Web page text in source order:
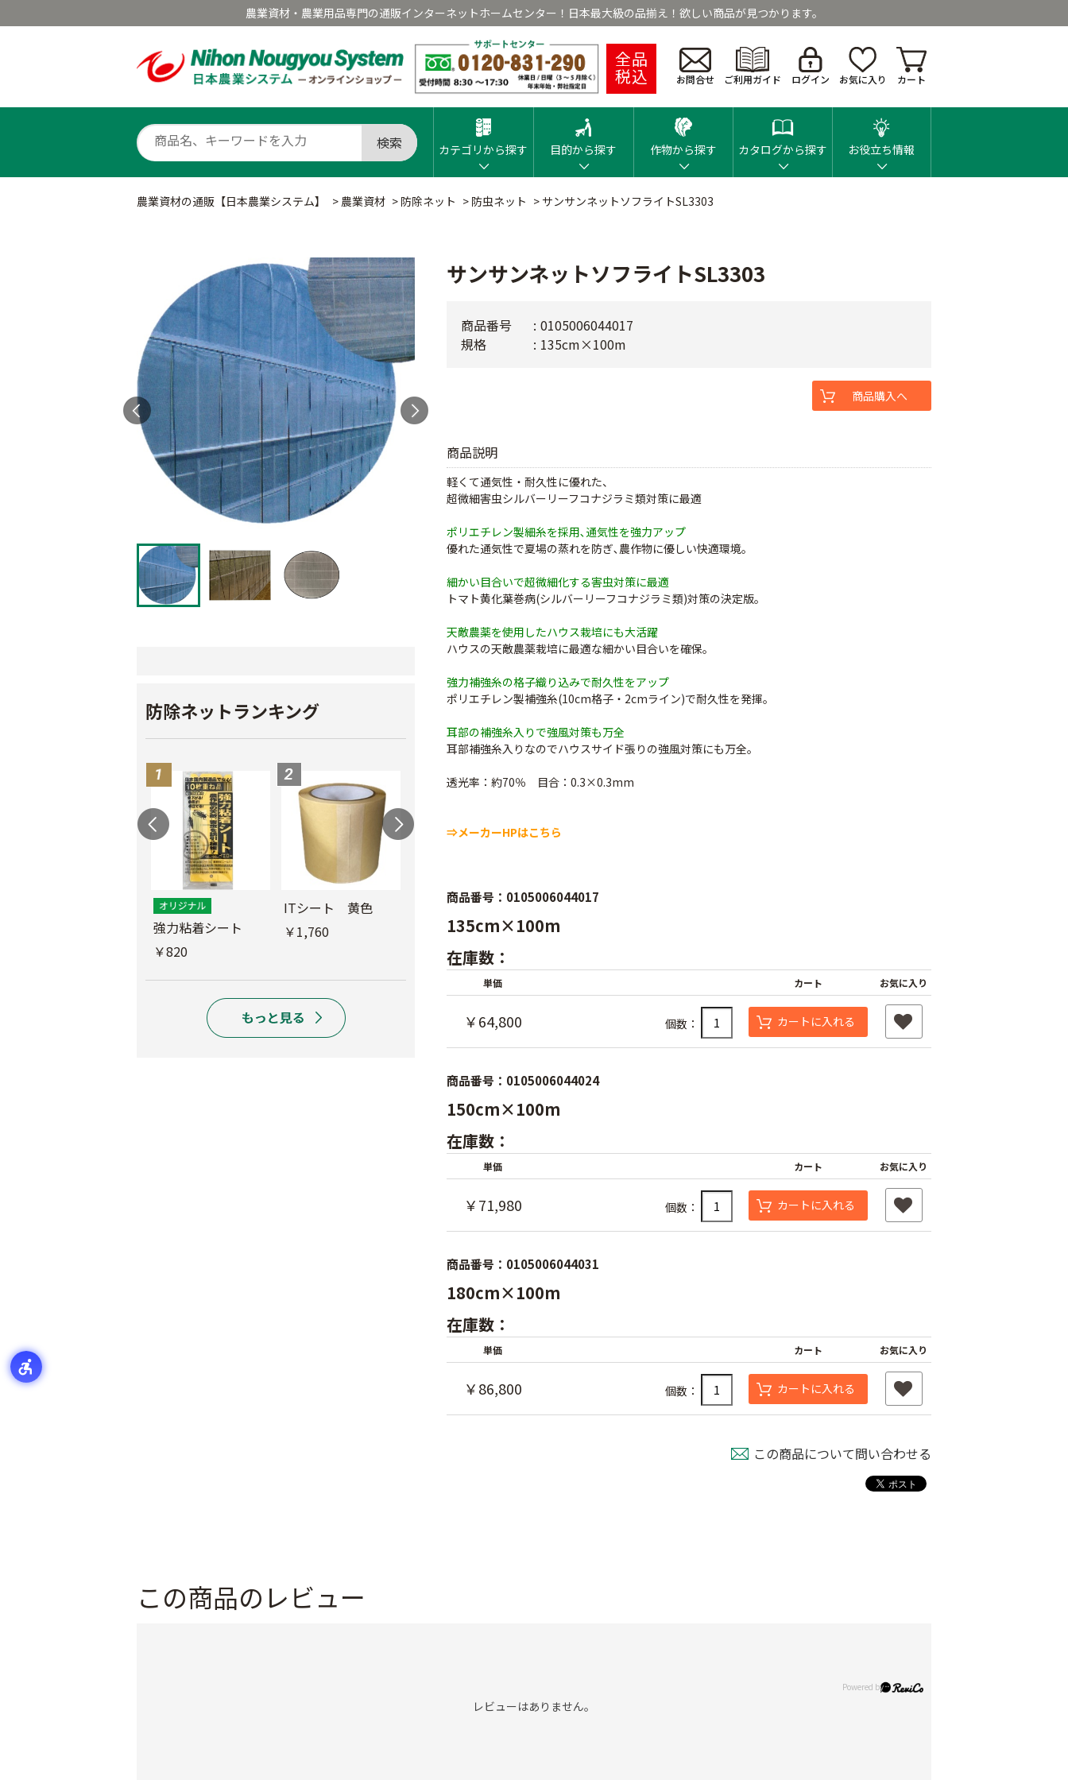
農業資材・農業用品専門の通販インターネットホームセンター！日本最大級の品揃え！欲しい商品が見つかります。
全品
税込 お問合せ ご利用ガイド ログイン お気に入り カート
検索 カテゴリから探す 目的から探す 作物から探す カタログから探す お役立ち情報
農業資材の通販【日本農業システム】 > 農業資材 > 防除ネット > 防虫ネット > サンサンネットソフライトSL3303
防除ネットランキング
強力粘着シート
￥820
ITシート 黄色
￥1,760
防風網 青
￥8,480
防虫テープ
￥620
￥950
サンサンネットソフライトSL3303
商品説明
軽くて通気性・耐久性に優れた、
超微細害虫シルバーリーフコナジラミ類対策に最適
ポリエチレン製細糸を採用､通気性を強力アップ
優れた通気性で夏場の蒸れを防ぎ､農作物に優しい快適環境｡
細かい目合いで超微細化する害虫対策に最適
トマト黄化葉巻病(シルバーリーフコナジラミ類)対策の決定版。
天敵農薬を使用したハウス栽培にも大活躍
ハウスの天敵農薬栽培に最適な細かい目合いを確保。
強力補強糸の格子織り込みで耐久性をアップ
ポリエチレン製補強糸(10cm格子・2cmライン)で耐久性を発揮｡
耳部の補強糸入りで強風対策も万全
耳部補強糸入りなのでハウスサイド張りの強風対策にも万全｡
透光率：約70％ 目合：0.3×0.3mm
⇒メーカーHPはこちら
商品番号
0105006044017
規格
135cm×100m
商品購入へ
商品番号：0105006044017
135cm×100m
在庫数：
単価 カート お気に入り
￥64,800 個数： カートに入れる
商品番号：0105006044024
150cm×100m
在庫数：
単価 カート お気に入り
￥71,980 個数： カートに入れる
商品番号：0105006044031
180cm×100m
在庫数：
単価 カート お気に入り
￥86,800 個数： カートに入れる
この商品について問い合わせる
この商品のレビュー
レビューはありません。